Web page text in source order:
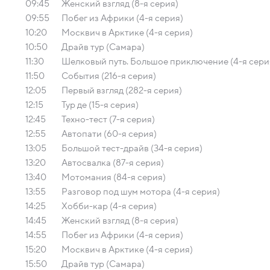
09:45
Женский взгляд (8-я серия)
09:55
Побег из Африки (4-я серия)
10:20
Москвич в Арктике (4-я серия)
10:50
Драйв тур (Самара)
11:30
Шелковый путь. Большое приключение (4-я
11:50
События (216-я серия)
12:05
Первый взгляд (282-я серия)
12:15
Тур де (15-я серия)
12:45
Техно-тест (7-я серия)
12:55
Автопати (60-я серия)
13:05
Большой тест-драйв (34-я серия)
13:20
Автосвалка (87-я серия)
13:40
Мотомания (84-я серия)
13:55
Разговор под шум мотора (4-я серия)
14:25
Хобби-кар (4-я серия)
14:45
Женский взгляд (8-я серия)
14:55
Побег из Африки (4-я серия)
15:20
Москвич в Арктике (4-я серия)
15:50
Драйв тур (Самара)